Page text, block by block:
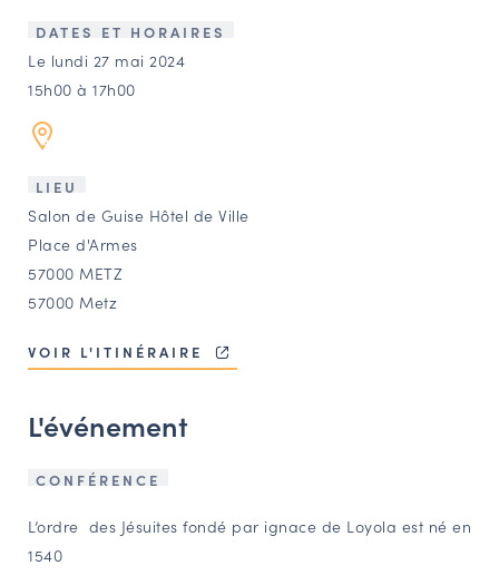
CONTACT
Agenda
Annuaire
Ressources
OFFRES D’EMPLOI ET DE STAGE
OUTILS EN LIGNE
Espace acteurs
NAVIGATION FILTRÉE « ACTEURS »
DATES ET HORAIRES
Le lundi 27 mai 2024
15h00 à 17h00
LIEU
Salon de Guise Hôtel de Ville
Place d'Armes
57000 METZ
57000 Metz
VOIR L'ITINÉRAIRE
L'événement
CONFÉRENCE
L’ordre des Jésuites fondé par ignace de Loyola est né en
1540